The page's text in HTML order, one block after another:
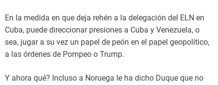
En la medida en que deja rehén a la delegación del ELN en
Cuba, puede direccionar presiones a Cuba y Venezuela, o
sea, jugar a su vez un papel de peón en el papel geopolítico,
a las órdenes de Pompeo o Trump.
Y ahora qué? Incluso a Noruega le ha dicho Duque que no